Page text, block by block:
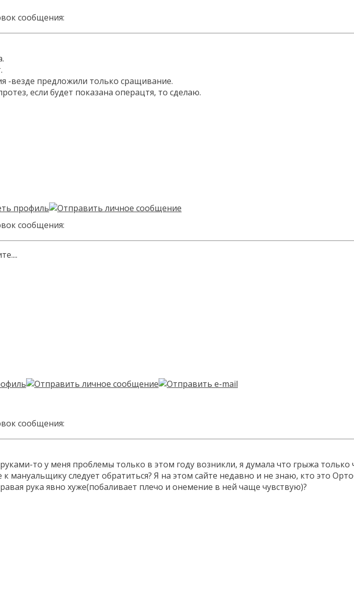
сообщения:
-везде предложили только сращивание.
если будет показана операцтя, то сделаю.
сообщения:
сообщения:
то у меня проблемы только в этом году возникли, я думала что грыжа
мануальщику следует обратиться? Я на этом сайте недавно и не знаю, кто это
рука явно хуже(побаливает плечо и онемение в ней чаще чувствую)?